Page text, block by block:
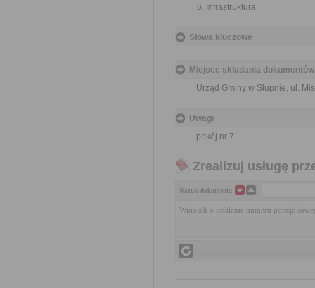
Infrastruktura
Słowa kluczowe
Miejsce składania dokumentów
Urząd Gminy w Słupnie, ul.
Uwagi
pokój nr 7
Zrealizuj usługę
Nazwa dokumentu
Wniosek o ustalenie numeru